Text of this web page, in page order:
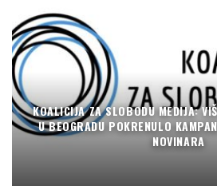
KOALICIJA ZA SLOBODU MEDIJA:
U BEOGRADU POKRENULO
NOVINARA